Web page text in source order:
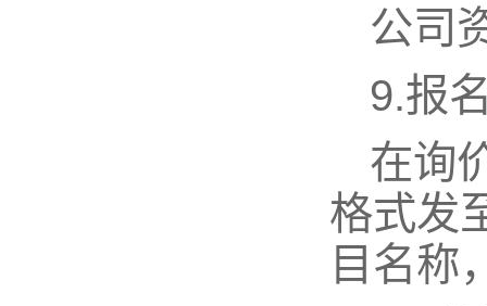
公司
9.报
在询
格式发
目名称